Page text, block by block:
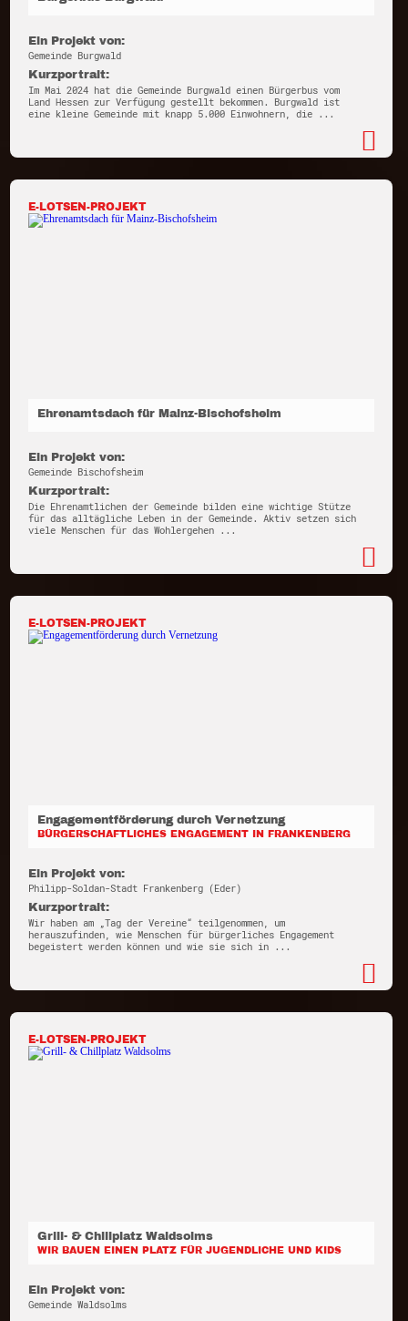
Ein Projekt von:
Gemeinde Burgwald
Kurzportrait:
Im Mai 2024 hat die Gemeinde Burgwald einen Bürgerbus vom
Land Hessen zur Verfügung gestellt bekommen. Burgwald ist
eine kleine Gemeinde mit knapp 5.000 Einwohnern, die ...
E-LOTSEN-PROJEKT
Ehrenamtsdach für Mainz-Bischofsheim
Ein Projekt von:
Gemeinde Bischofsheim
Kurzportrait:
Die Ehrenamtlichen der Gemeinde bilden eine wichtige Stütze
für das alltägliche Leben in der Gemeinde. Aktiv setzen sich
viele Menschen für das Wohlergehen ...
E-LOTSEN-PROJEKT
Engagementförderung durch Vernetzung
BÜRGERSCHAFTLICHES ENGAGEMENT IN FRANKENBERG
Ein Projekt von:
Philipp-Soldan-Stadt Frankenberg (Eder)
Kurzportrait:
Wir haben am „Tag der Vereine“ teilgenommen, um
herauszufinden, wie Menschen für bürgerliches Engagement
begeistert werden können und wie sie sich in ...
E-LOTSEN-PROJEKT
Grill- & Chillplatz Waldsolms
WIR BAUEN EINEN PLATZ FÜR JUGENDLICHE UND KIDS
Ein Projekt von:
Gemeinde Waldsolms